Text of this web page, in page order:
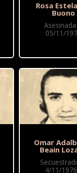
Rosa
Buono
05/11/
Omar
Beain
4/11/